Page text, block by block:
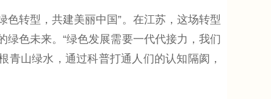
转型，共建美丽中国”。在江苏，这场转型
色未来。“绿色发展需要一代代接力，我们
青山绿水，通过科普打通人们的认知隔阂，